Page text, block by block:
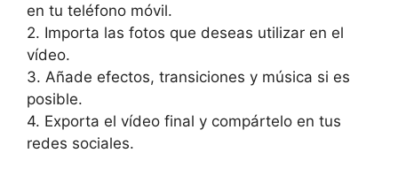
en ⁢tu teléfono móvil.
2. Importa las fotos que deseas utilizar en ⁣el
vídeo.
3. Añade efectos, transiciones y música si es
posible.
4. Exporta el vídeo​ final y compártelo en tus
redes sociales.